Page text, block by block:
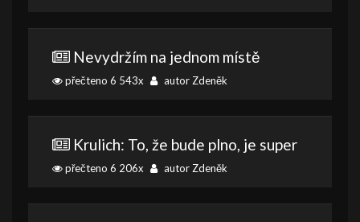
Nevydržím na jednom místě
přečteno 6 543x autor Zdeněk
Krulich: To, že bude plno, je super
přečteno 6 206x autor Zdeněk